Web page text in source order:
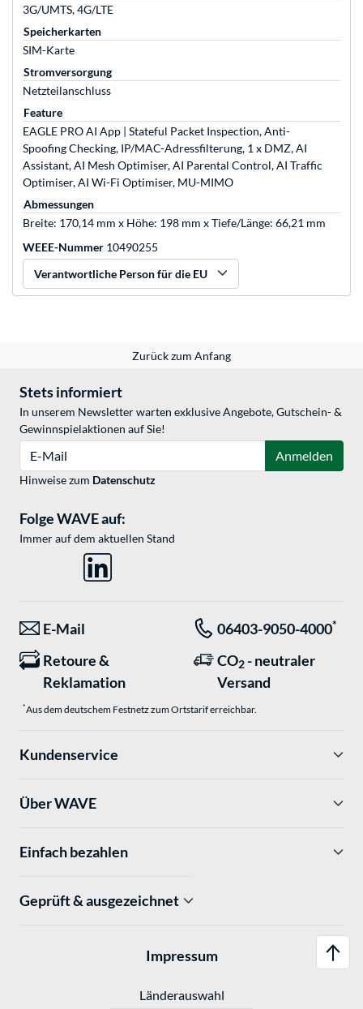
3G/UMTS, 4G/LTE
Speicherkarten
SIM-Karte
Stromversorgung
Netzteilanschluss
Feature
EAGLE PRO AI App | Stateful Packet Inspection, Anti-
Spoofing Checking, IP/MAC-Adressfilterung, 1 x DMZ, AI
Assistant, AI Mesh Optimiser, AI Parental Control, AI Traffic
Optimiser, AI Wi-Fi Optimiser, MU-MIMO
Abmessungen
Breite: 170,14 mm x Höhe: 198 mm x Tiefe/Länge: 66,21 mm
WEEE-Nummer 10490255
Verantwortliche Person für die EU
Zurück zum Anfang
Stets informiert
In unserem Newsletter warten exklusive Angebote, Gutschein- &
Gewinnspielaktionen auf Sie!
Anmelden
Hinweise zum Datenschutz
Folge WAVE auf:
Immer auf dem aktuellen Stand
E-Mail 06403-9050-4000*
Retoure &
Reklamation
CO2 - neutraler
Versand
*Aus dem deutschem Festnetz zum Ortstarif erreichbar.
Kundenservice
Über WAVE
Einfach bezahlen
Geprüft & ausgezeichnet
Impressum
Länderauswahl